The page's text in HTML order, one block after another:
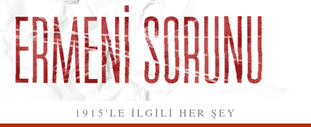
1915'LE İLGİLİ HER ŞEY